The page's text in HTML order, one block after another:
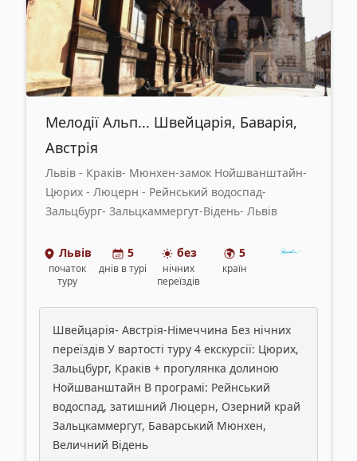
Мелодії Альп... Швейцарія, Баварія,
Австрія
Львів - Краків- Мюнхен-замок Нойшванштайн-
Цюрих - Люцерн - Рейнський водоспад-
Зальцбург- Зальцкаммергут-Відень- Львів
Львів
початок
туру
5
днів в турі
без
нічних
переїздів
5
країн
Швейцарія- Австрія-Німеччина Без нічних
переїздів У вартості туру 4 екскурсії: Цюрих,
Зальцбург, Краків + прогулянка долиною
Нойшванштайн В програмі: Рейнський
водоспад, затишний Люцерн, Озерний край
Зальцкаммергут, Баварський Мюнхен,
Величний Відень